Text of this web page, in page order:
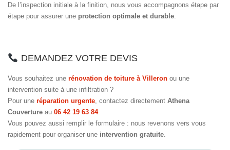
De l’inspection initiale à la finition, nous vous accompagnons étape par
étape pour assurer une protection optimale et durable
DEMANDEZ VOTRE DEVIS
Vous souhaitez une rénovation de toiture à Villeron ou une
intervention suite à une infiltration ?
Pour une réparation urgente , contactez directement Athena
Couverture au 06 42 19 63 84.
Vous pouvez aussi remplir le formulaire : nous revenons vers vous
rapidement pour organiser une intervention gratuite